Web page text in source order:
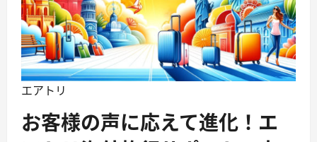
エアトリ
お客様の声に応えて進化！エ